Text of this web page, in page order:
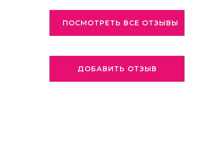
ПОСМОТРЕТЬ ВСЕ ОТЗЫВЫ
ДОБАВИТЬ ОТЗЫВ